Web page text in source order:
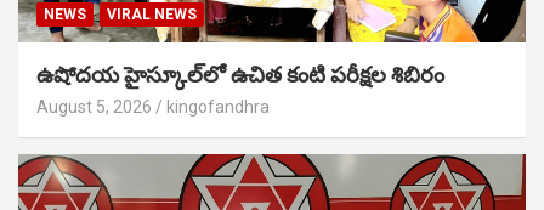
NEWS VIRAL NEWS
ఉషోదయ హైస్కూల్‌లో ఉచిత కంటి పరీక్షల శిబిరం
August 5, 2026 kingofandhra